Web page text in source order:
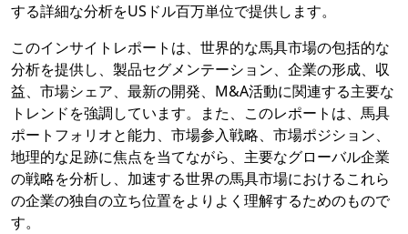
する詳細な分析をUSドル百万単位で提供します。
このインサイトレポートは、世界的な馬具市場の包括的な
分析を提供し、製品セグメンテーション、企業の形成、収
益、市場シェア、最新の開発、M&A活動に関連する主要な
トレンドを強調しています。また、このレポートは、馬具
ポートフォリオと能力、市場参入戦略、市場ポジション、
地理的な足跡に焦点を当てながら、主要なグローバル企業
の戦略を分析し、加速する世界の馬具市場におけるこれら
の企業の独自の立ち位置をよりよく理解するためのもので
す。